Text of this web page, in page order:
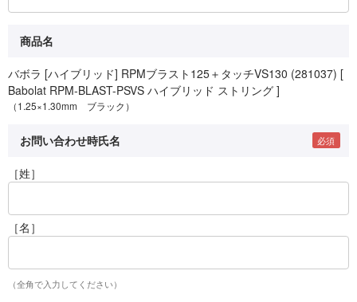
商品名
バボラ [ハイブリッド] RPMブラスト125＋タッチVS130 (281037) [
Babolat RPM-BLAST-PSVS ハイブリッド ストリング ]
（1.25×1.30mm ブラック）
お問い合わせ時氏名
［姓］
［名］
（全角で入力してください）